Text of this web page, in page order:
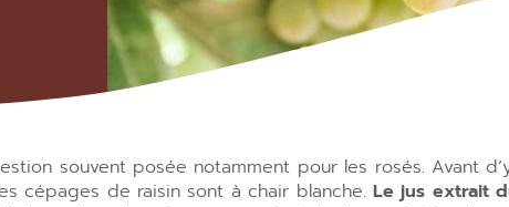
souvent posée notamment pour les rosés. Avant
cépages de raisin sont à chair blanche. Le jus extrait